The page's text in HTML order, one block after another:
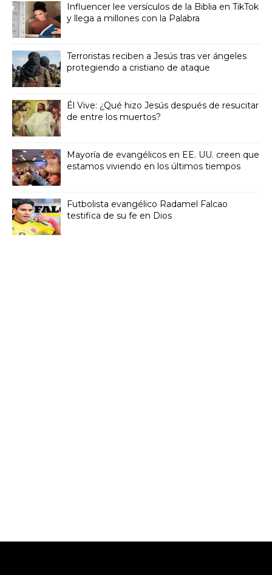
Influencer lee versículos de la Biblia en TikTok
y llega a millones con la Palabra
Terroristas reciben a Jesús tras ver ángeles
protegiendo a cristiano de ataque
Él Vive: ¿Qué hizo Jesús después de resucitar
de entre los muertos?
Mayoría de evangélicos en EE. UU. creen que
estamos viviendo en los últimos tiempos
Futbolista evangélico Radamel Falcao
testifica de su fe en Dios